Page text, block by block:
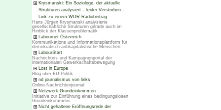
Krysmanski: Ein Soziologe, der aktuelle
Strukturen analysiert – leider Verstorben –
Link zu einem WDR-Radiobeitrag
Hans Jürgen Krysmanski analysierte
gesellschaftliche Strukturen gerade auch im
Hinblick der Klassenproblematik
Labournet Österreich
Kommunikations und Informationsplattform für
demokratisch-antikapitalistische Menschen
LabourStart
Nachrichten- und Kampagnenportal der
internationalen Gewerkschaftsbewegung
Lost in Europe
Blog über EU-Politik
nd journalismus von links
Online-Nachrichtenjournal
Netzwerk Grundeinkommen
Initiative zur Einführung eines bedingungslosen
Grundeinkommens
Nicht gehaltene Eröffnungsrede der